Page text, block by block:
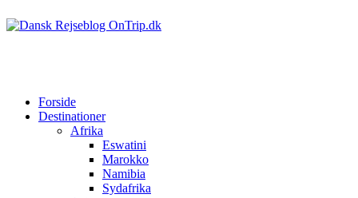
Forside
Destinationer
Afrika
Eswatini
Marokko
Namibia
Sydafrika